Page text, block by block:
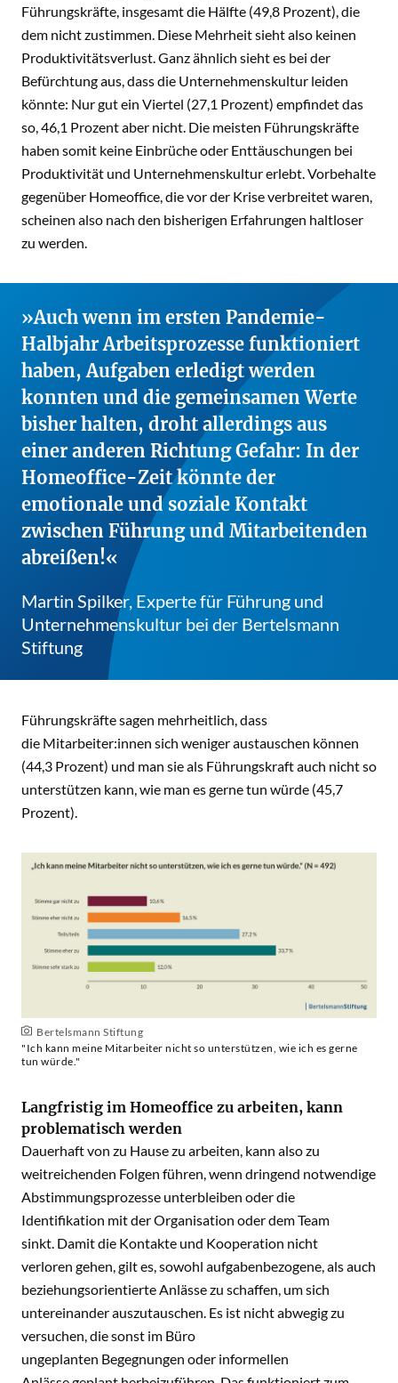
Führungskräfte, insgesamt die Hälfte (49,8 Prozent), die
dem nicht zustimmen. Diese Mehrheit sieht also keinen
Produktivitätsverlust. Ganz ähnlich sieht es bei der
Befürchtung aus, dass die Unternehmenskultur leiden
könnte: Nur gut ein Viertel (27,1 Prozent) empfindet das
so, 46,1 Prozent aber nicht. Die meisten Führungskräfte
haben somit keine Einbrüche oder Enttäuschungen bei
Produktivität und Unternehmenskultur erlebt. Vorbehalte
gegenüber Homeoffice, die vor der Krise verbreitet waren,
scheinen also nach den bisherigen Erfahrungen haltloser
zu werden.
Auch wenn im ersten Pandemie-
Halbjahr Arbeitsprozesse funktioniert
haben, Aufgaben erledigt werden
konnten und die gemeinsamen Werte
bisher halten, droht allerdings aus
einer anderen Richtung Gefahr: In der
Homeoffice-Zeit könnte der
emotionale und soziale Kontakt
zwischen Führung und Mitarbeitenden
abreißen!
Martin Spilker, Experte für Führung und
Unternehmenskultur bei der Bertelsmann
Stiftung
Führungskräfte sagen mehrheitlich, dass
die Mitarbeiter:innen sich weniger austauschen können
(44,3 Prozent) und man sie als Führungskraft auch nicht so
unterstützen kann, wie man es gerne tun würde (45,7
Prozent).
Bertelsmann Stiftung
"Ich kann meine Mitarbeiter nicht so unterstützen, wie ich es gerne
tun würde."
Langfristig im Homeoffice zu arbeiten, kann
problematisch werden
Dauerhaft von zu Hause zu arbeiten, kann also zu
weitreichenden Folgen führen, wenn dringend notwendige
Abstimmungsprozesse unterbleiben oder die
Identifikation mit der Organisation oder dem Team
sinkt. Damit die Kontakte und Kooperation nicht
verloren gehen, gilt es, sowohl aufgabenbezogene, als auch
beziehungsorientierte Anlässe zu schaffen, um sich
untereinander auszutauschen. Es ist nicht abwegig zu
versuchen, die sonst im Büro
ungeplanten Begegnungen oder informellen